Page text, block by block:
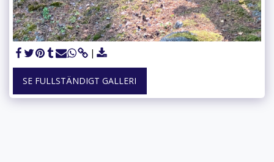
SE FULLSTÄNDIGT GALLERI